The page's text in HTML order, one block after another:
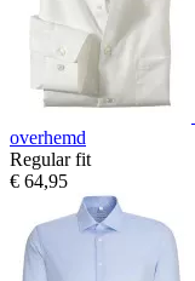
overhemd
Regular fit
€ 64,95